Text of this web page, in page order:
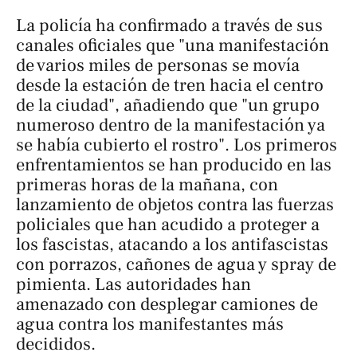
La policía ha confirmado a través de sus
canales oficiales que "una manifestación
de varios miles de personas se movía
desde la estación de tren hacia el centro
de la ciudad", añadiendo que "un grupo
numeroso dentro de la manifestación ya
se había cubierto el rostro". Los primeros
enfrentamientos se han producido en las
primeras horas de la mañana, con
lanzamiento de objetos contra las fuerzas
policiales que han acudido a proteger a
los fascistas, atacando a los antifascistas
con porrazos, cañones de agua y spray de
pimienta. Las autoridades han
amenazado con desplegar camiones de
agua contra los manifestantes más
decididos.